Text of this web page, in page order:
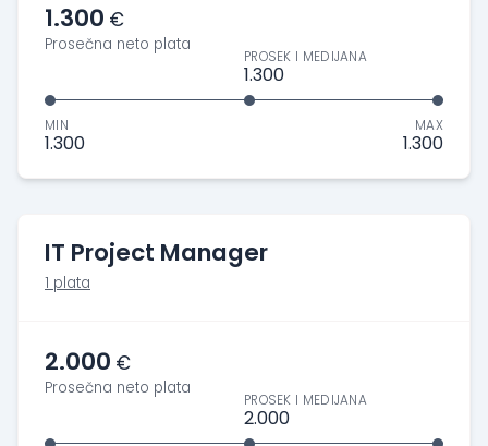
1.300 €
Prosečna neto plata
MIN
1.300
PROSEK I MEDIJANA
1.300
MAX
1.300
IT Project Manager
1 plata
2.000 €
Prosečna neto plata
PROSEK I MEDIJANA
2.000